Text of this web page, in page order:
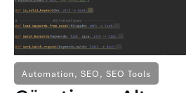
Automation, SEO, SEO Tools